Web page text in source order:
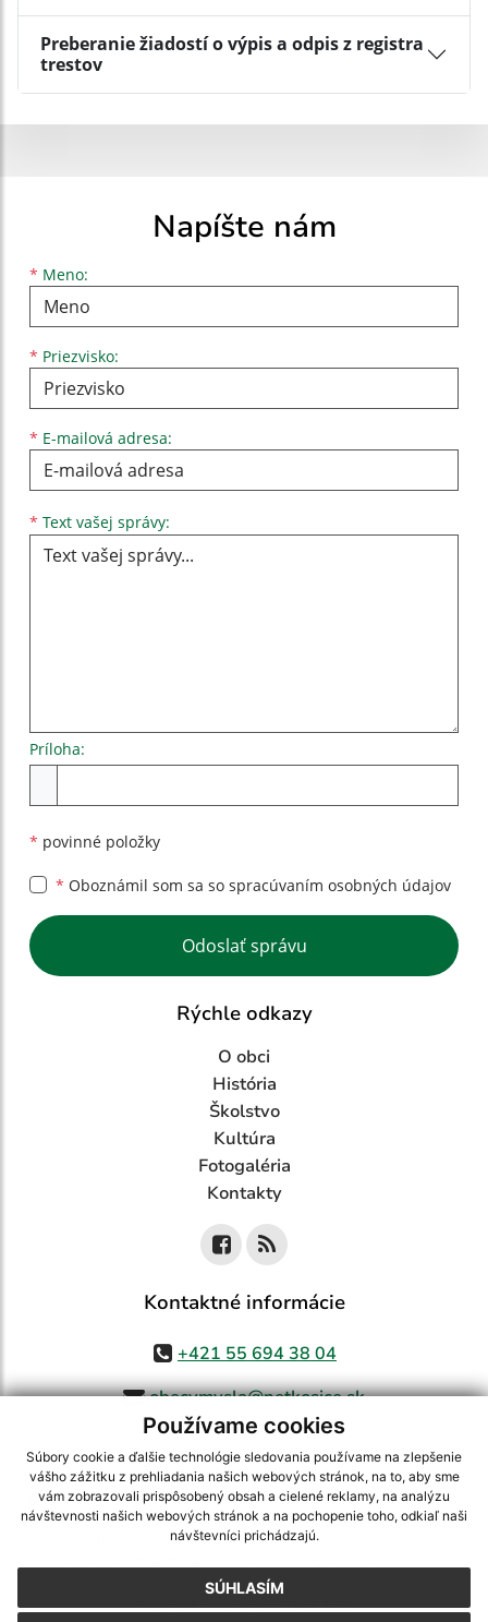
Používame cookies
Súbory cookie a ďalšie technológie sledovania používame na zlepšenie
vášho zážitku z prehliadania našich webových stránok, na to, aby sme
vám zobrazovali prispôsobený obsah a cielené reklamy, na analýzu
návštevnosti našich webových stránok a na pochopenie toho, odkiaľ naši
návštevníci prichádzajú.
SÚHLASÍM
Preberanie žiadostí o výpis a odpis z registra
trestov
Napíšte nám
* Meno:
Meno
* Priezvisko:
Priezvisko
* E-mailová adresa:
E-mailová adresa
* Text vašej správy:
Príloha:
* povinné položky
* Oboznámil som sa so spracúvaním osobných údajov
Google reCaptcha Response
Odoslať správu
Rýchle odkazy
O obci
História
Školstvo
Kultúra
Fotogaléria
Kontakty
Kontaktné informácie
+421 55 694 38 04
obecvmysla@netkosice.sk
využite možnosť získavania aktuálnych informácií s využitím RSS
CMS systém (redakčný) systém ECHELON 2,Mapa stránok,web portál
webex.digital, s.r.o.,domény,registrácia domény
Posledná aktualizácia:07.08.2026